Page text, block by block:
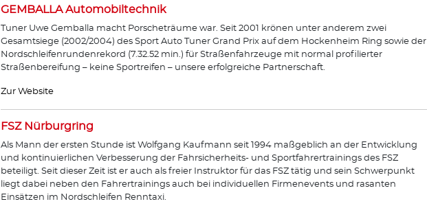
GEMBALLA Automobiltechnik
Tuner Uwe Gemballa macht Porscheträume war. Seit 2001 krönen unter anderem zwei
Gesamtsiege (2002/2004) des Sport Auto Tuner Grand Prix auf dem Hockenheim Ring sowie der
Nordschleifenrundenrekord (7.32.52 min.) für Straßenfahrzeuge mit normal profilierter
Straßenbereifung – keine Sportreifen – unsere erfolgreiche Partnerschaft.
Zur Website
FSZ Nürburgring
Als Mann der ersten Stunde ist Wolfgang Kaufmann seit 1994 maßgeblich an der Entwicklung
und kontinuierlichen Verbesserung der Fahrsicherheits- und Sportfahrertrainings des FSZ
beteiligt. Seit dieser Zeit ist er auch als freier Instruktor für das FSZ tätig und sein Schwerpunkt
liegt dabei neben den Fahrertrainings auch bei individuellen Firmenevents und rasanten
Einsätzen im Nordschleifen Renntaxi.